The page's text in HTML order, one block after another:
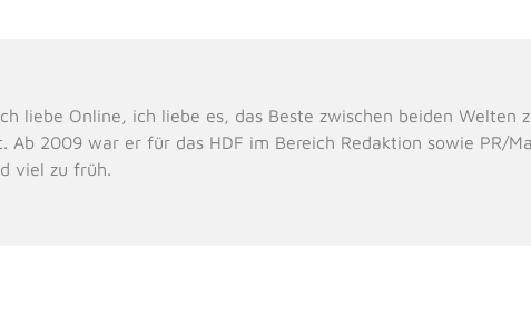
liebe Online, ich liebe es, das Beste zwischen beiden Welten
Ab 2009 war er für das HDF im Bereich Redaktion sowie PR/
viel zu früh.